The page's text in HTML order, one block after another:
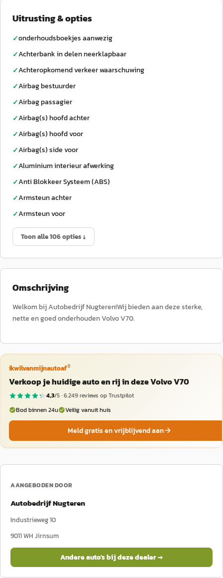
Uitrusting & opties
✓onderhoudsboekjes aanwezig
✓Achterbank in delen neerklapbaar
✓Achteropkomend verkeer waarschuwing
✓Airbag bestuurder
✓Airbag passagier
✓Airbag(s) hoofd achter
✓Airbag(s) hoofd voor
✓Airbag(s) side voor
✓Aluminium interieur afwerking
✓Anti Blokkeer Systeem (ABS)
✓Armsteun achter
✓Armsteun voor
Toon alle 106 opties ↓
Omschrijving
Welkom bij Autobedrijf Nugteren!Wij bieden aan deze sterke,
nette en goed onderhouden Volvo V70.
ikwilvanmijnautoaf®
Verkoop je huidige auto en rij in deze Volvo V70
4,3/5 ·6.249reviews op Trustpilot
Bod binnen 24u
Veilig vanuit huis
Meld gratis en vrijblijvend aan
AANGEBODEN DOOR
Autobedrijf Nugteren
Industrieweg 10
9011 WH Jirnsum
Andere auto's bij deze dealer →